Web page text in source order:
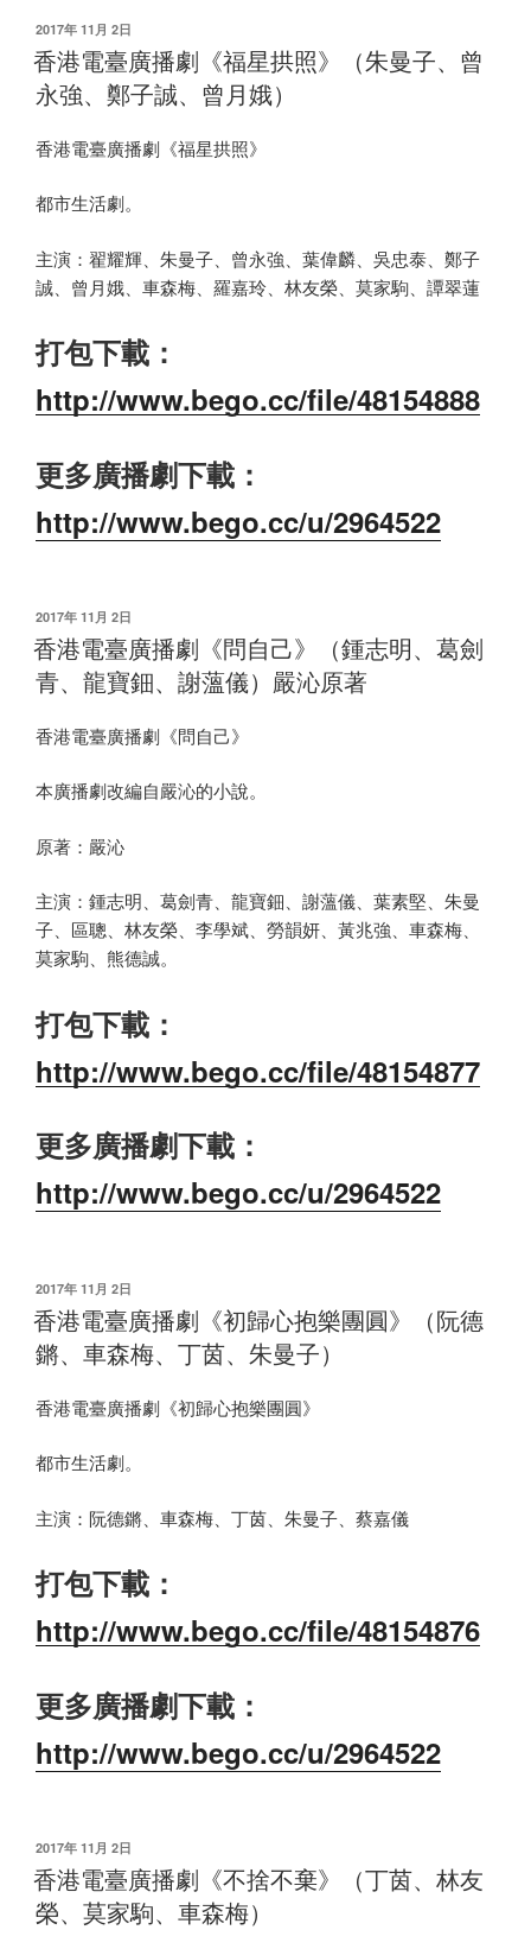
发
布
于
2017年 11月 2日
香港電臺廣播劇《福星拱照》（朱曼子、曾
永強、鄭子誠、曾月娥）
香港電臺廣播劇《福星拱照》
都市生活劇。
主演：翟耀輝、朱曼子、曾永強、葉偉麟、吳忠泰、鄭子
誠、曾月娥、車森梅、羅嘉玲、林友榮、莫家駒、譚翠蓮
打包下載：
http://www.bego.cc/file/48154888
更多廣播劇下載：
http://www.bego.cc/u/2964522
发
布
于
2017年 11月 2日
香港電臺廣播劇《問自己》（鍾志明、葛劍
青、龍寶鈿、謝薀儀）嚴沁原著
香港電臺廣播劇《問自己》
本廣播劇改編自嚴沁的小說。
原著：嚴沁
主演：鍾志明、葛劍青、龍寶鈿、謝薀儀、葉素堅、朱曼
子、區聰、林友榮、李學斌、勞韻妍、黃兆強、車森梅、
莫家駒、熊德誠。
打包下載：
http://www.bego.cc/file/48154877
更多廣播劇下載：
http://www.bego.cc/u/2964522
发
布
于
2017年 11月 2日
香港電臺廣播劇《初歸心抱樂團圓》（阮德
鏘、車森梅、丁茵、朱曼子）
香港電臺廣播劇《初歸心抱樂團圓》
都市生活劇。
主演：阮德鏘、車森梅、丁茵、朱曼子、蔡嘉儀
打包下載：
http://www.bego.cc/file/48154876
更多廣播劇下載：
http://www.bego.cc/u/2964522
发
布
于
2017年 11月 2日
香港電臺廣播劇《不捨不棄》（丁茵、林友
榮、莫家駒、車森梅）